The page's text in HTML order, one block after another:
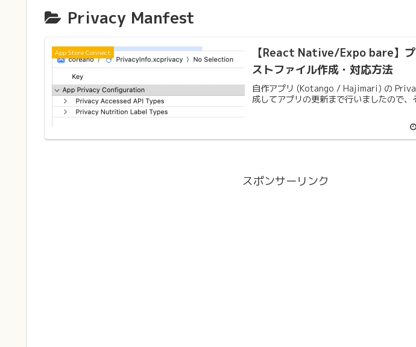
Privacy Manfest
App Store Connect
【React Native/Expo bare】プ
ストファイル作成・対応方法
自作アプリ (Kotango / Hajimari) の
成してアプリの更新まで行いましたので、
スポンサーリンク